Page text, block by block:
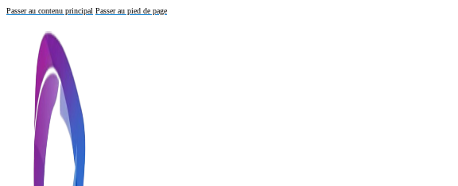
Passer au contenu principal Passer au pied de page